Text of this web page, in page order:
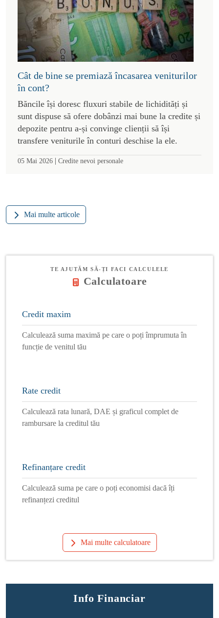
Cât de bine se premiază încasarea veniturilor
în cont?
Băncile își doresc fluxuri stabile de lichidități și
sunt dispuse să ofere dobânzi mai bune la credite și
depozite pentru a-și convinge clienții să își
transfere veniturile în conturi deschise la ele.
05 Mai 2026 | Credite nevoi personale
Mai multe articole
TE AJUTĂM SĂ-ȚI FACI CALCULELE
Calculatoare
Credit maxim
Calculează suma maximă pe care o poți împrumuta în
funcție de venitul tău
Rate credit
Calculează rata lunară, DAE și graficul complet de
rambursare la creditul tău
Refinanțare credit
Calculează suma pe care o poți economisi dacă îți
refinanțezi creditul
Mai multe calculatoare
Info Financiar